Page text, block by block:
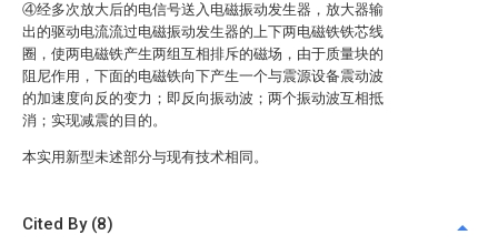
④经多次放大后的电信号送入电磁振动发生器，放大器输
出的驱动电流流过电磁振动发生器的上下两电磁铁铁芯线
圈，使两电磁铁产生两组互相排斥的磁场，由于质量块的
阻尼作用，下面的电磁铁向下产生一个与震源设备震动波
的加速度向反的变力；即反向振动波；两个振动波互相抵
消；实现减震的目的。
本实用新型未述部分与现有技术相同。
Cited By (8)